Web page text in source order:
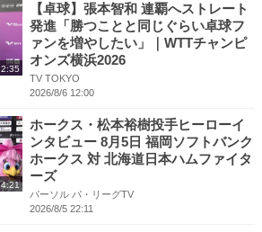
2:35
【卓球】張本智和 連覇へストレート
発進「勝つことと同じぐらい卓球フ
ァンを増やしたい」｜WTTチャンピ
オンズ横浜2026
TV TOKYO
2026/8/6 12:00
4:21
ホークス・松本裕樹投手ヒーローイ
ンタビュー 8月5日 福岡ソフトバンク
ホークス 対 北海道日本ハムファイタ
ーズ
パーソル パ・リーグTV
2026/8/5 22:11